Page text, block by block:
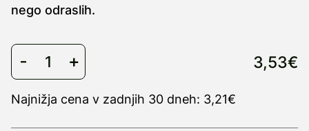
nego odraslih.
3,53€
Najnižja cena v zadnjih 30 dneh: 3,21€